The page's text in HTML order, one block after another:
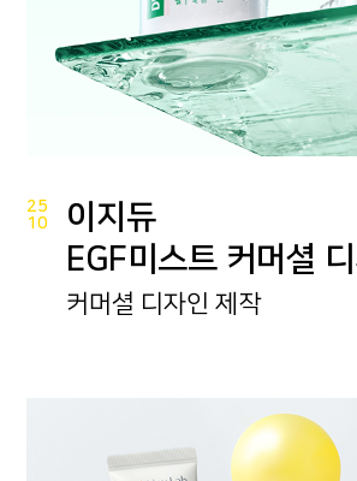
25
10
이지듀
EGF미스트 커머셜
커머셜 디자인 제작